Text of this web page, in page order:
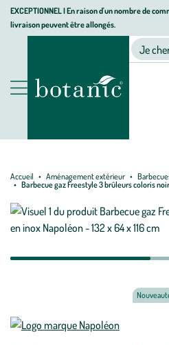
Aller
Aller
au
Aller
au
page
EXCEPTIONNEL I En raison d'un nombre de
livraison peuvent être allongés.
Nos produits
Jardinerie écologique, Je
Accueil Aménagement extérieur
Barbecue gaz Freestyle 3 brûleurs coloris noir
Mettre
Mettre